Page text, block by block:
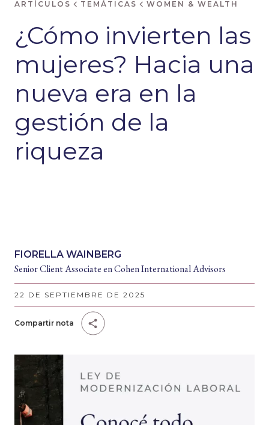
ARTÍCULOS TEMÁTICAS WOMEN & WEALTH
¿Cómo invierten las
mujeres? Hacia una
nueva era en la
gestión de la
riqueza
FIORELLA WAINBERG
Senior Client Associate en Cohen International Advisors
22 DE SEPTIEMBRE DE 2025
Compartir nota